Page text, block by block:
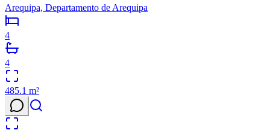
Arequipa, Departamento de Arequipa
4
4
485.1 m²